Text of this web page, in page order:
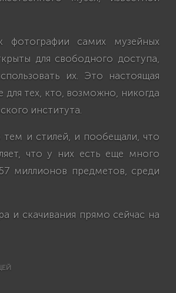
фотографии самих музейных
для свободного доступа,
их. Это настоящая
для тех, кто, возможно, никогда
института.
и стилей, и пообещали, что
что у них есть еще много
миллионов предметов, среди
и скачивания прямо сейчас на